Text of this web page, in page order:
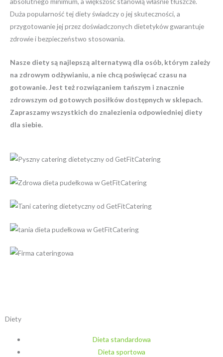
Duża popularność tej diety świadczy o jej skuteczności, a
przygotowanie jej przez doświadczonych dietetyków gwarantuje
zdrowie i bezpieczeństwo stosowania.
Nasze diety są najlepszą alternatywą dla osób, którym zależy
na zdrowym odżywianiu, a nie chcą poświęcać czasu na
gotowanie. Jest też rozwiązaniem tańszym i znacznie
zdrowszym od gotowych posiłków dostępnych w sklepach.
Zapraszamy wszystkich do znalezienia odpowiedniej diety
dla siebie.
Diety
Dieta standardowa
Dieta sportowa